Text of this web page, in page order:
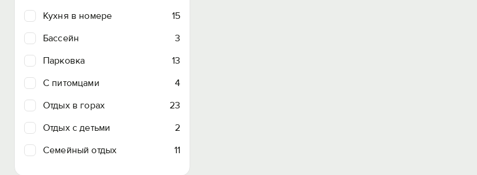
Кухня в номере
15
Бассейн
3
Парковка
13
C питомцами
4
Отдых в горах
23
Отдых с детьми
2
Семейный отдых
11